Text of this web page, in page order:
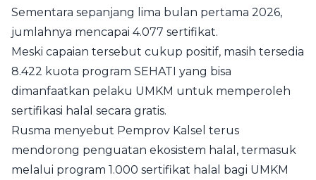
Sementara sepanjang lima bulan pertama 2026,
jumlahnya mencapai 4.077 sertifikat.
Meski capaian tersebut cukup positif, masih tersedia
8.422 kuota program SEHATI yang bisa
dimanfaatkan pelaku UMKM untuk memperoleh
sertifikasi halal secara gratis.
Rusma menyebut Pemprov Kalsel terus
mendorong penguatan ekosistem halal, termasuk
melalui program 1.000 sertifikat halal bagi UMKM